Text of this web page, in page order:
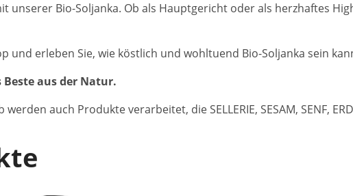
unserer Bio-Soljanka. Ob als Hauptgericht oder als herzhaftes
und erleben Sie, wie köstlich und wohltuend Bio-Soljanka sein
aus der Natur.
auch Produkte verarbeitet, die SELLERIE, SESAM, SENF,